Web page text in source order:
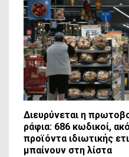
Διευρύνεται η
ράφια: 686 κωδικοί,
προϊόντα ιδιωτικής
μπαίνουν στη λίστα